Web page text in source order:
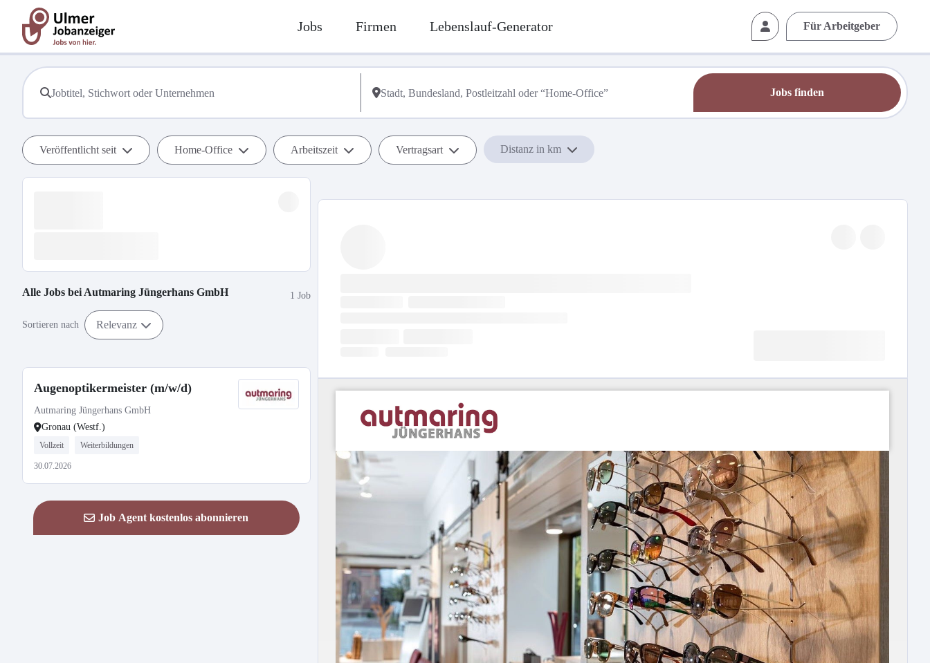
Jobs Firmen Lebenslauf-Generator Für Arbeitgeber
Jobs finden
Veröffentlicht seit Home-Office Arbeitszeit Vertragsart Distanz in km
Alle Jobs bei Autmaring Jüngerhans GmbH 1 Job
Sortieren nach Relevanz
Augenoptikermeister (m/w/d)
Autmaring Jüngerhans GmbH
Gronau (Westf.)
Vollzeit Weiterbildungen
30.07.2026
Job Agent kostenlos abonnieren